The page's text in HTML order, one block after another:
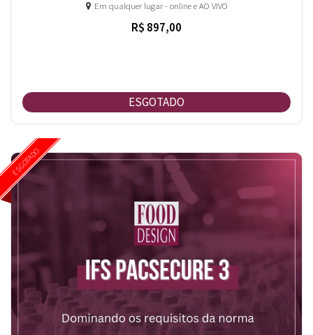
Em qualquer lugar - online e AO VIVO
R$ 897,00
ESGOTADO
ESGOTADO